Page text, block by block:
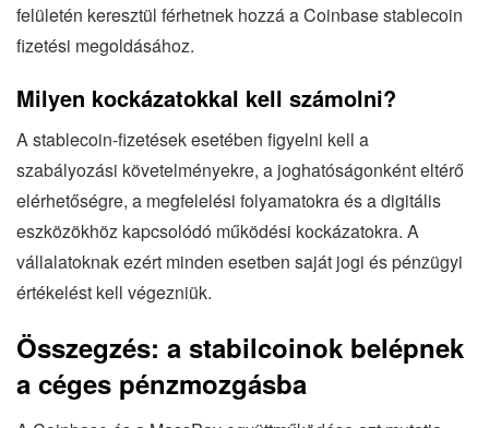
felületén keresztül férhetnek hozzá a Coinbase stablecoin
fizetési megoldásához.
Milyen kockázatokkal kell számolni?
A stablecoin-fizetések esetében figyelni kell a
szabályozási követelményekre, a joghatóságonként eltérő
elérhetőségre, a megfelelési folyamatokra és a digitális
eszközökhöz kapcsolódó működési kockázatokra. A
vállalatoknak ezért minden esetben saját jogi és pénzügyi
értékelést kell végezniük.
Összegzés: a stabilcoinok belépnek
a céges pénzmozgásba